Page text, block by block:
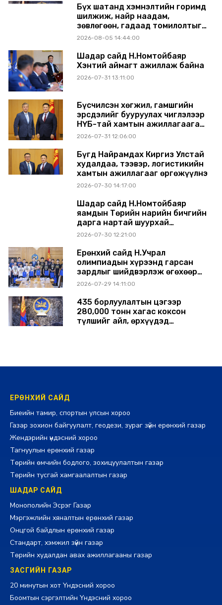
Бүх шатанд хэмнэлтийн горимд
шилжиж, найр наадам,
зөвлөгөөн, гадаад томилолтыг
хориглолоо
2026-08-05 14:44:00
Шадар сайд Н.Номтойбаяр
Хэнтий аймагт ажиллаж байна
2026-07-31 13:11:00
Бүсчилсэн хөгжил, гамшгийн
эрсдэлийг бууруулах чиглэлээр
НҮБ-тай хамтын ажиллагаагаа
өргөжүүлэхээр санал солилцлоо
2026-07-31 12:06:00
Бүгд Найрамдах Киргиз Улстай
худалдаа, тээвэр, логистикийн
хамтын ажиллагааг өргөжүүлнэ
2026-07-30 14:17:00
Шадар сайд Н.Номтойбаяр
яамдын Төрийн нарийн бичгийн
дарга нартай шуурхай
хуралдлаа
2026-07-30 12:21:00
Ерөнхий сайд Н.Учрал
олимпиадын хүрээнд гарсан
зардлыг шийдвэрлэж өгөхөөр
болов
2026-07-29 14:11:00
435 борлуулалтын цэгээр
280,000 тонн хагас коксон
түлшийг айл, өрхүүдэд
ЕРӨНХИЙ САЙД
Биеийн тамир, спортын улсын хороо
Газар зохион байгуулалт, геодези, зураг зүйн ерөнхий газар
Жендэрийн үндэсний хороо
Тагнуулын ерөнхий газар
Төрийн өмчийн бодлого, зохицуулалтын газар
Төрийн тусгай хамгаалалтын газар
ШАДАР САЙД
Монополийн Эсрэг Газар
Мэргэжлийн хяналтын ерөнхий газар
Онцгой байдлын ерөнхий газар
Стандарт, хэмжил зүйн газар
Төрийн худалдан авах ажиллагааны газар
ЗАСГИЙН ГАЗАР
20 минутын хот Үндэсний хороо
Боомтын сэргэлтийн Үндэсний хороо